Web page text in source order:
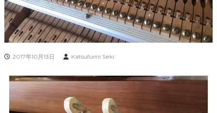
2017年10月13日 Katsufumi Seki